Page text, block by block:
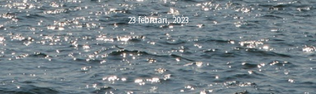
23 februari, 2023